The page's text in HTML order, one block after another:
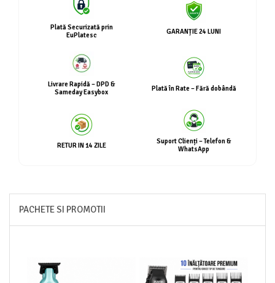
Plată Securizată prin
EuPlatesc
GARANȚIE 24 LUNI
Livrare Rapidă – DPD &
Sameday Easybox
Plată în Rate – Fără dobândă
RETUR IN 14 ZILE
Suport Clienți – Telefon &
WhatsApp
PACHETE SI PROMOTII